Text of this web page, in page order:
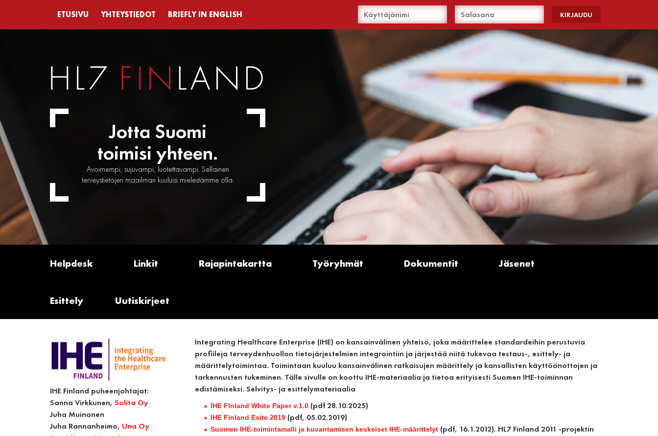
ETUSIVU YHTEYSTIEDOT BRIEFLY IN ENGLISH
Jotta Suomi
toimisi yhteen.
Avoimempi, sujuvampi, luotettavampi. Sellainen
terveystietojen maailman kuuluisi mielestämme olla.
Helpdesk Linkit Rajapintakartta Työryhmät Dokumentit Jäsenet
Esittely Uutiskirjeet
IHE Finland puheenjohtajat:
Sanna Virkkunen, Solita Oy
Juha Muinonen
Juha Rannanheimo, Una Oy
Integrating Healthcare Enterprise (IHE) on kansainvälinen yhteisö, joka määrittelee standardeihin perustuvia
profiileja terveydenhuollon tietojärjestelmien integrointiin ja järjestää niitä tukevaa testaus-, esittely- ja
määrittelytoimintaa. Toimintaan kuuluu kansainvälinen ratkaisujen määrittely ja kansallisten käyttöönottojen ja
tarkennusten tukeminen. Tälle sivulle on koottu IHE-materiaalia ja tietoa erityisesti Suomen IHE-toiminnan
edistämiseksi.Selvitys- ja esittelymateriaalia
IHE FInland White Paper v.1.0 (pdf 28.10.2025)
IHE Finland Esite 2019 (pdf, 05.02.2019)
Suomen IHE-toimintamalli ja kuvantamisen keskeiset IHE-määrittelyt (pdf, 16.1.2012). HL7 Finland 2011 -projektin